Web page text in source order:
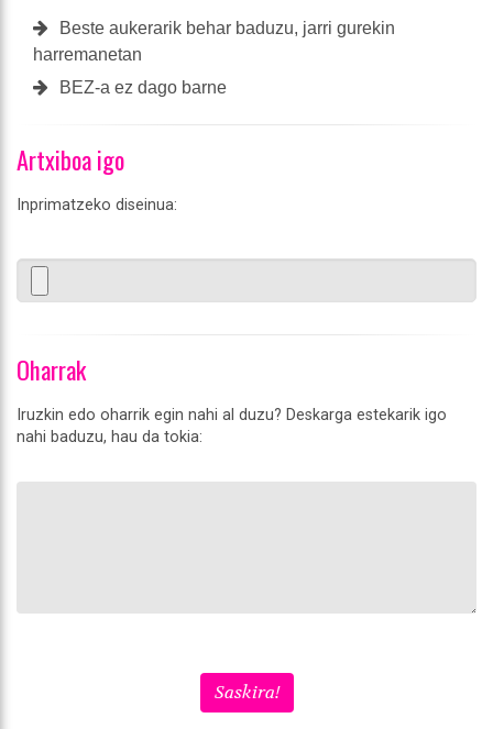
Beste aukerarik behar baduzu, jarri gurekin
harremanetan
BEZ-a ez dago barne
Artxiboa igo
Inprimatzeko diseinua:
Oharrak
Iruzkin edo oharrik egin nahi al duzu? Deskarga estekarik igo
nahi baduzu, hau da tokia:
Saskira!